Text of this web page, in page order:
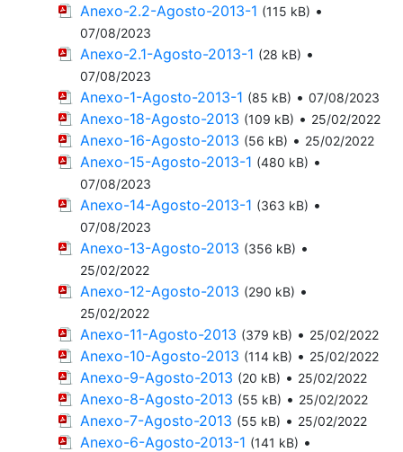
Anexo-2.2-Agosto-2013-1 (115 kB) •
07/08/2023
Anexo-2.1-Agosto-2013-1 (28 kB) •
07/08/2023
Anexo-1-Agosto-2013-1 (85 kB) • 07/08/2023
Anexo-18-Agosto-2013 (109 kB) • 25/02/2022
Anexo-16-Agosto-2013 (56 kB) • 25/02/2022
Anexo-15-Agosto-2013-1 (480 kB) •
07/08/2023
Anexo-14-Agosto-2013-1 (363 kB) •
07/08/2023
Anexo-13-Agosto-2013 (356 kB) •
25/02/2022
Anexo-12-Agosto-2013 (290 kB) •
25/02/2022
Anexo-11-Agosto-2013 (379 kB) • 25/02/2022
Anexo-10-Agosto-2013 (114 kB) • 25/02/2022
Anexo-9-Agosto-2013 (20 kB) • 25/02/2022
Anexo-8-Agosto-2013 (55 kB) • 25/02/2022
Anexo-7-Agosto-2013 (55 kB) • 25/02/2022
Anexo-6-Agosto-2013-1 (141 kB) •